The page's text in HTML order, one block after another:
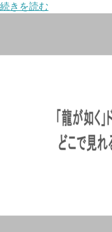
続きを読む